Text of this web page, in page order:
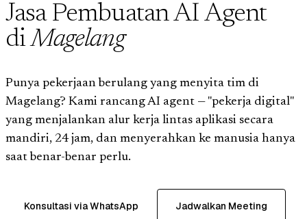
Jasa Pembuatan AI Agent
diMagelang
Punya pekerjaan berulang yang menyita tim di
Magelang? Kami rancang AI agent — "pekerja digital"
yang menjalankan alur kerja lintas aplikasi secara
mandiri, 24 jam, dan menyerahkan ke manusia hanya
saat benar-benar perlu.
Konsultasi via WhatsApp Jadwalkan Meeting